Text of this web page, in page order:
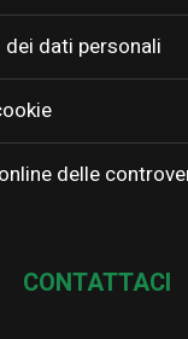
dati personali
delle
CONTATTACI